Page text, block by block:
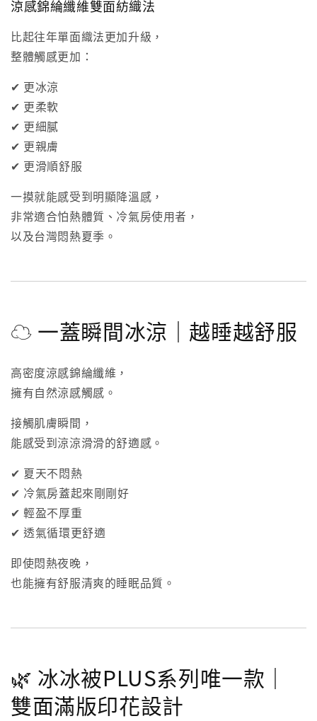
涼感錦綸纖維雙面紡織法
比起往年單面織法更加升級，
整體觸感更加：
✔ 更冰涼
✔ 更柔軟
✔ 更細膩
✔ 更親膚
✔ 更滑順舒服
一摸就能感受到明顯降溫感，
非常適合怕熱體質、冷氣房使用者，
以及台灣悶熱夏季。
☁ 一蓋瞬間冰涼｜越睡越舒服
高密度涼感錦綸纖維，
擁有自然涼感觸感。
接觸肌膚瞬間，
能感受到涼涼滑滑的舒適感。
✔ 夏天不悶熱
✔ 冷氣房蓋起來剛剛好
✔ 輕盈不厚重
✔ 透氣循環更舒適
即使悶熱夜晚，
也能擁有舒服清爽的睡眠品質。
🌿 冰冰被PLUS系列唯一款｜
雙面滿版印花設計